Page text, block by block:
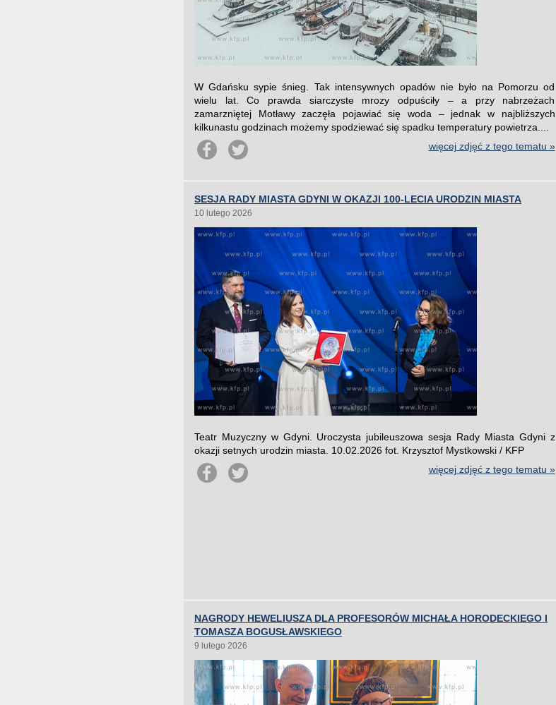
W Gdańsku sypie śnieg. Tak intensywnych opadów nie było na Pomorzu od
wielu lat. Co prawda siarczyste mrozy odpuściły – a przy nabrzeżach
zamarzniętej Motławy zaczęła pojawiać się woda – jednak w najbliższych
kilkunastu godzinach możemy spodziewać się spadku temperatury powietrza....
więcej zdjęć z tego tematu »
SESJA RADY MIASTA GDYNI W OKAZJI 100-LECIA URODZIN MIASTA
10 lutego 2026
Teatr Muzyczny w Gdyni. Uroczysta jubileuszowa sesja Rady Miasta Gdyni z
okazji setnych urodzin miasta. 10.02.2026 fot. Krzysztof Mystkowski / KFP
więcej zdjęć z tego tematu »
NAGRODY HEWELIUSZA DLA PROFESORÓW MICHAŁA HORODECKIEGO I
TOMASZA BOGUSŁAWSKIEGO
9 lutego 2026